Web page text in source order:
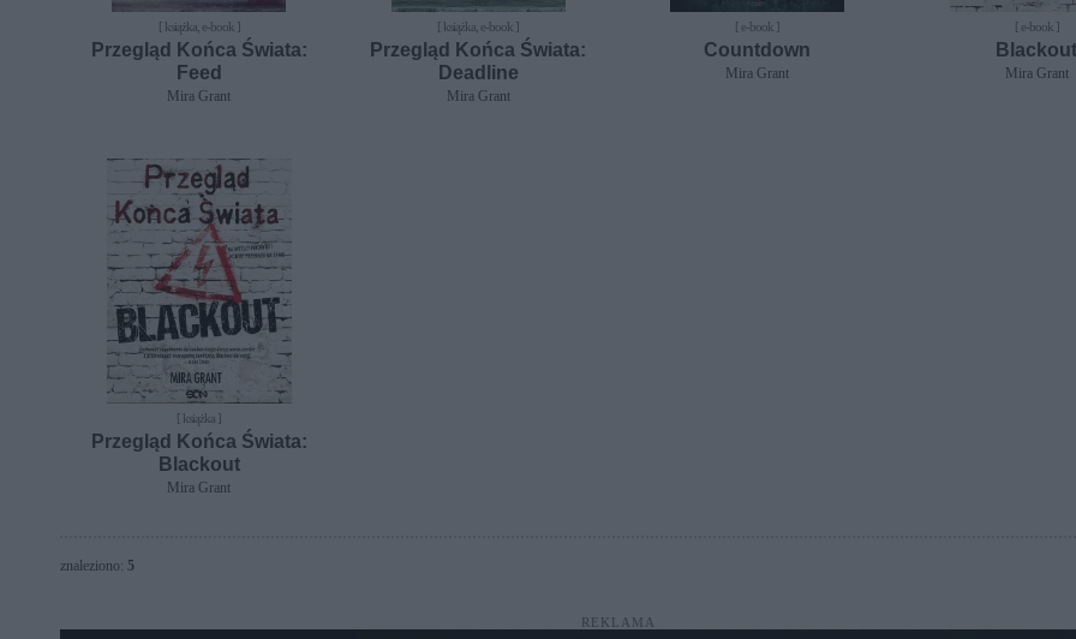
[ książka, e-book ]
Przegląd Końca Świata:
Feed
Mira Grant
[ książka, e-book ]
Przegląd Końca Świata:
Deadline
Mira Grant
[ e-book ]
Countdown
Mira Grant
[ e-book ]
Blackout
Mira Grant
[ książka ]
Przegląd Końca Świata:
Blackout
Mira Grant
znaleziono: 5
REKLAMA